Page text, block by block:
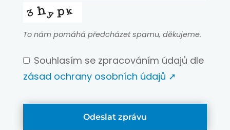
To nám pomáhá předcházet spamu, děkujeme.
Souhlasím se zpracováním údajů dle
zásad ochrany osobních údajů ➚
Odeslat zprávu